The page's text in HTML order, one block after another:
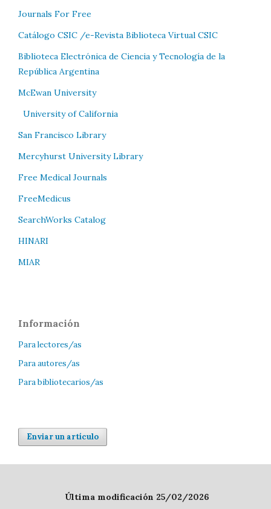
Journals For Free
Catálogo CSIC /e-Revista Biblioteca Virtual CSIC
Biblioteca Electrónica de Ciencia y Tecnología de la
República Argentina
McEwan University
University of California
San Francisco Library
Mercyhurst University Library
Free Medical Journals
FreeMedicus
SearchWorks Catalog
HINARI
MIAR
Información
Para lectores/as
Para autores/as
Para bibliotecarios/as
Enviar un artículo
Última modificación 25/02/2026